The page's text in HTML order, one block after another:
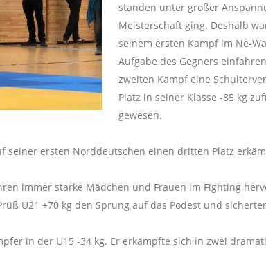
standen unter großer
Meisterschaft ging. Deshalb
seinem ersten Kampf im Ne-
Aufgabe des Gegners
zweiten Kampf eine
Platz in seiner Klasse -85 kg
gewesen.
seiner ersten Norddeutschen einen dritten Platz
immer starke Mädchen und Frauen im Fighting
U21 +70 kg den Sprung auf das Podest und
in der U15 -34 kg. Er erkämpfte sich in zwei